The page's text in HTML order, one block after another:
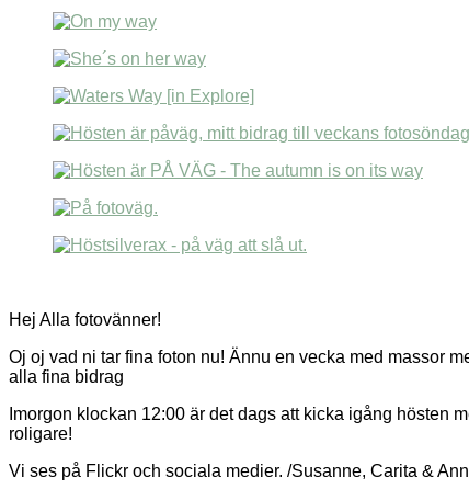
Hej Alla fotovänner!
Oj oj vad ni tar fina foton nu! Ännu en vecka med massor
alla fina bidrag
Imorgon klockan 12:00 är det dags att kicka igång hösten
roligare!
Vi ses på Flickr och sociala medier. /Susanne, Carita &